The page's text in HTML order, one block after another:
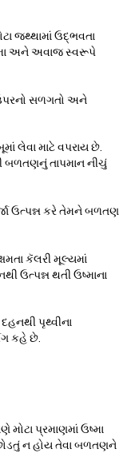
જથ્થામાં ઉદ્ભવતા
અને અવાજ સ્વરૂપે
સળગતો અને
લેવા માટે વપરાય છે.
બળતણનું તાપમાન નીચું
ઉત્પન્ન કરે તેમને બળતણ
કૅલરી મૂલ્યમાં
ઉત્પન્ન થતી ઉષ્માના
પૃથ્વીના
કહે છે.
પ્રમાણમાં ઉષ્મા
ન હોય તેવા બળતણને